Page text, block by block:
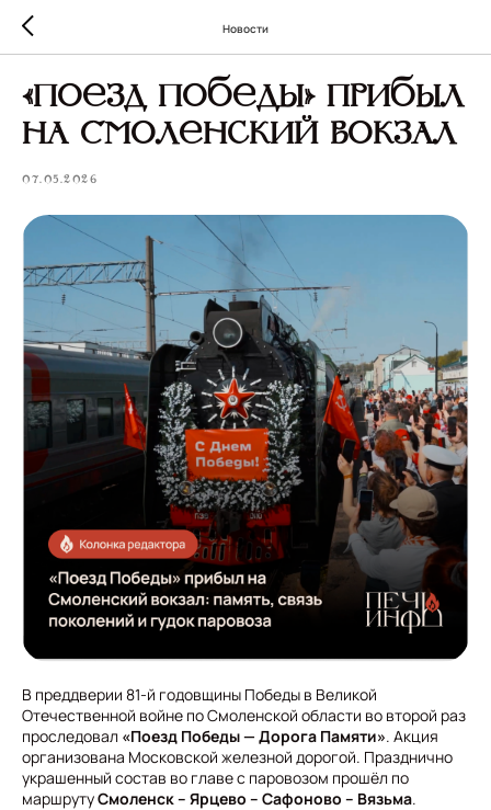
Новости
«Поезд Победы» прибыл
на Смоленский вокзал
07.05.2026
В преддверии 81-й годовщины Победы в Великой
Отечественной войне по Смоленской области во второй раз
проследовал «Поезд Победы — Дорога Памяти». Акция
организована Московской железной дорогой. Празднично
украшенный состав во главе с паровозом прошёл по
маршрутуСмоленск – Ярцево – Сафоново – Вязьма.